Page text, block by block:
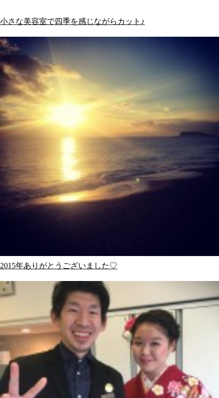
小さな美容室で四季を感じながらカット♪
2015年ありがとうございました♡